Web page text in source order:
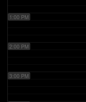
1:00 PM
2:00 PM
3:00 PM